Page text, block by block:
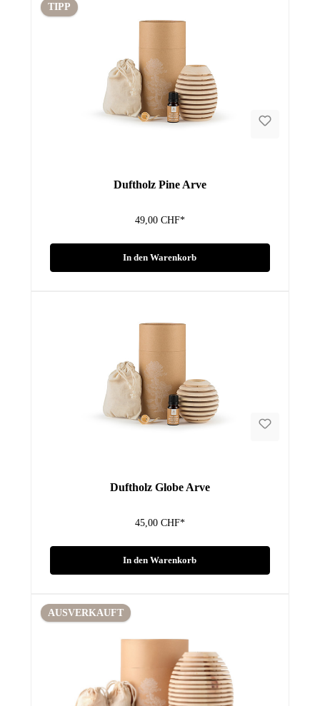
TIPP
Duftholz Pine Arve
49,00 CHF*
In den Warenkorb
Duftholz Globe Arve
45,00 CHF*
In den Warenkorb
AUSVERKAUFT